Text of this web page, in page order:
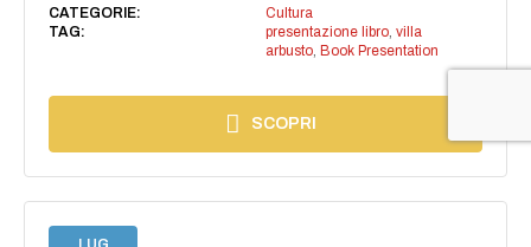
CATEGORIE:
Cultura
TAG:
presentazione libro, villa
arbusto, Book Presentation
SCOPRI